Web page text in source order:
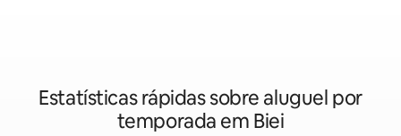
Estatísticas rápidas sobre aluguel por
temporada em Biei